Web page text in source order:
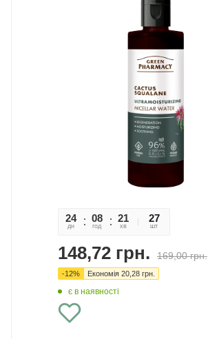
24
дн
08
год
21
хв
37
сек
27
шт
148,72 грн. 169,00грн.
-12% Економія 20,28 грн.
є в наявності